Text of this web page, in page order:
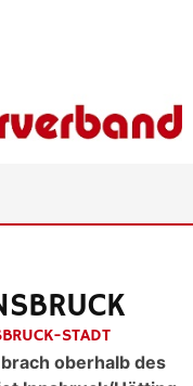
STADT
oberhalb des